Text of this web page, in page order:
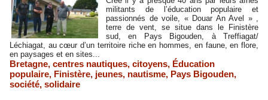
militants de l’éducation populaire et
passionnés de voile, « Douar An Avel » ,
terre de vent, se situe dans le Finistère
sud, en Pays Bigouden, à Treffiagat/
Léchiagat, au cœur d’un territoire riche en hommes, en faune, en flore,
en paysages et en sites...
Bretagne, centres nautiques, citoyens, Éducation
populaire, Finistère, jeunes, nautisme, Pays Bigouden,
société, solidaire